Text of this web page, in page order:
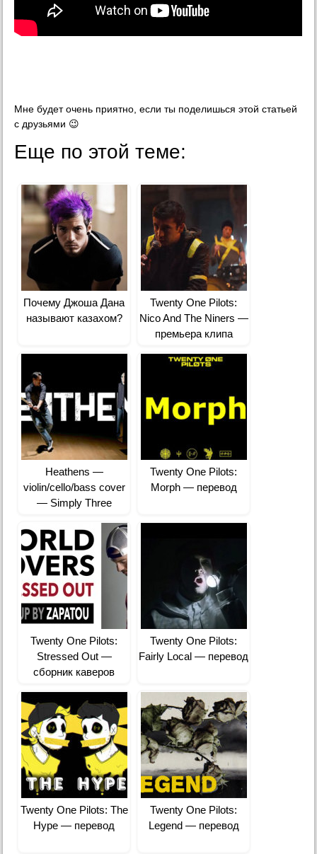
Мне будет очень приятно, если ты поделишься этой статьей
с друзьями 😉
Еще по этой теме:
Почему Джоша Дана
называют казахом?
Twenty One Pilots:
Nico And The Niners —
премьера клипа
Heathens —
violin/cello/bass cover
— Simply Three
Twenty One Pilots:
Morph — перевод
Twenty One Pilots:
Stressed Out —
сборник каверов
Twenty One Pilots:
Fairly Local — перевод
Twenty One Pilots: The
Hype — перевод
Twenty One Pilots:
Legend — перевод